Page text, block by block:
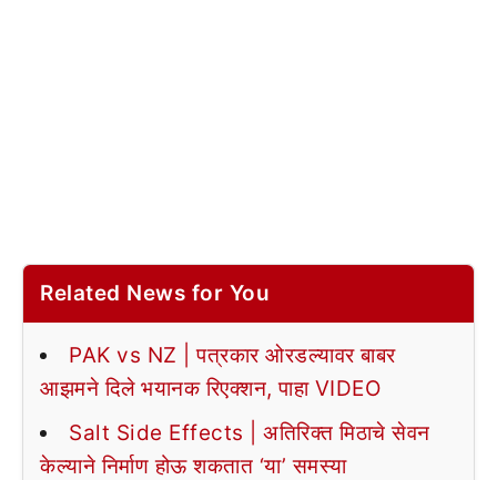
Related News for You
PAK vs NZ | पत्रकार ओरडल्यावर बाबर
आझमने दिले भयानक रिएक्शन, पाहा VIDEO
Salt Side Effects | अतिरिक्त मिठाचे सेवन
केल्याने निर्माण होऊ शकतात ‘या’ समस्या